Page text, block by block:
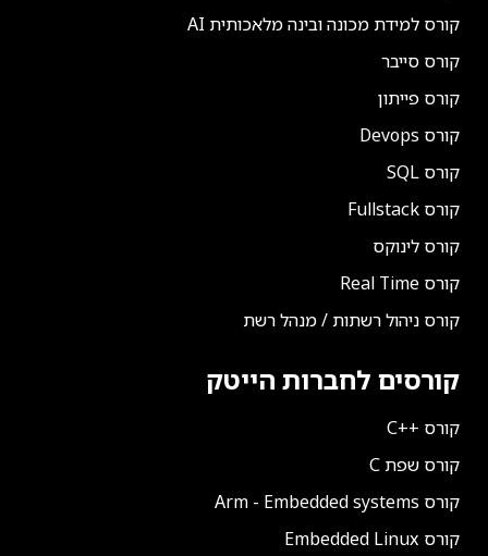
קורס למידת מכונה ובינה מלאכותית AI
קורס סייבר
קורס פייתון
קורס Devops
קורס SQL
קורס Fullstack
קורס לינוקס
קורס Real Time
קורס ניהול רשתות / מנהל רשת
קורסים לחברות הייטק
קורס ++C
קורס שפת C
קורס Arm - Embedded systems
קורס Embedded Linux